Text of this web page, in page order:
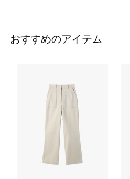
おすすめのアイテム